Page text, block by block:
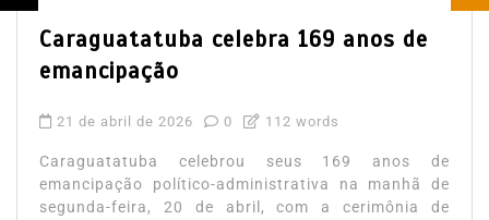
Caraguatatuba celebra 169 anos de
emancipação
21 de abril de 2026 0 112 words
Caraguatatuba celebrou seus 169 anos de
emancipação político-administrativa na manhã de
segunda-feira, 20 de abril, com a cerimônia de